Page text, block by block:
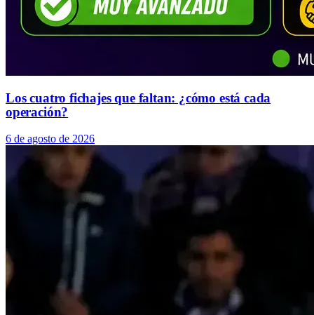
Los cuatro fichajes que faltan: ¿cómo está cada
operación?
6 de agosto de 2026